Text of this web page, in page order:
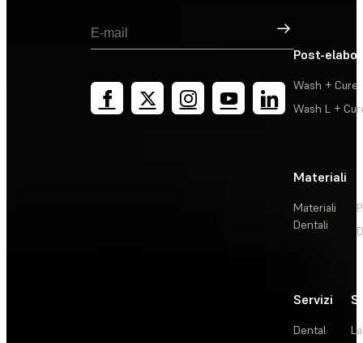
Registrati
Post-
Wash + Cure
Wash L +
Materiali
Materiali
Dentali
Servizi
Dental